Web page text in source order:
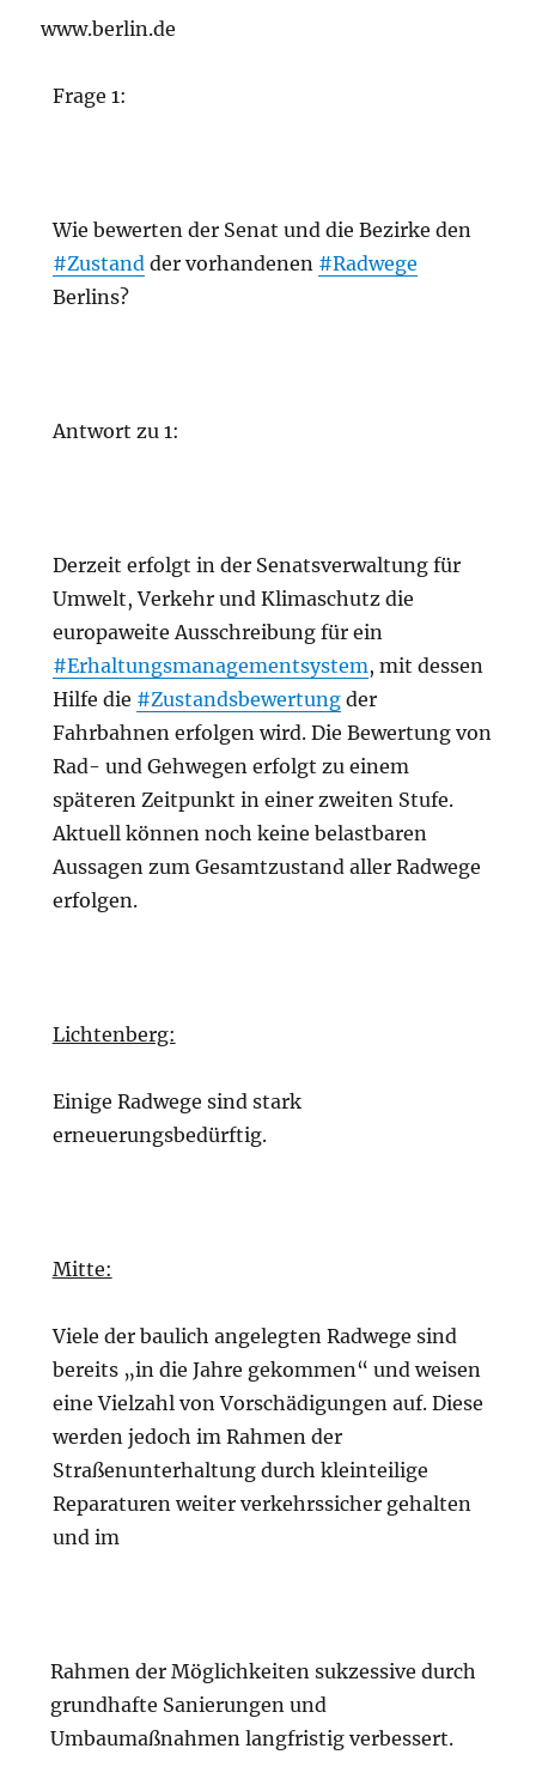
www.berlin.de
Frage 1:
Wie bewerten der Senat und die Bezirke den
#Zustandder vorhandenen #Radwege
Berlins?
Antwort zu 1:
Derzeit erfolgt in der Senatsverwaltung für
Umwelt, Verkehr und Klimaschutz die
europaweite Ausschreibung für ein
#Erhaltungsmanagementsystem, mit dessen
Hilfe die #Zustandsbewertungder
Fahrbahnen erfolgen wird. Die Bewertung von
Rad- und Gehwegen erfolgt zu einem
späteren Zeitpunkt in einer zweiten Stufe.
Aktuell können noch keine belastbaren
Aussagen zum Gesamtzustand aller Radwege
erfolgen.
Lichtenberg:
Einige Radwege sind stark
erneuerungsbedürftig.
Mitte:
Viele der baulich angelegten Radwege sind
bereits „in die Jahre gekommen“ und weisen
eine Vielzahl von Vorschädigungen auf. Diese
werden jedoch im Rahmen der
Straßenunterhaltung durch kleinteilige
Reparaturen weiter verkehrssicher gehalten
und im
Rahmen der Möglichkeiten sukzessive durch
grundhafte Sanierungen und
Umbaumaßnahmen langfristig verbessert.